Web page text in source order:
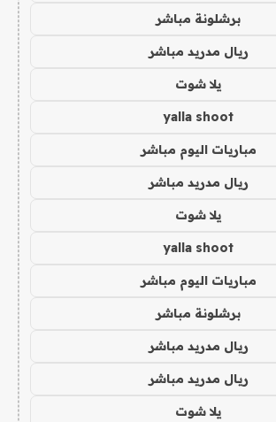
برشلونة مباشر
ريال مدريد مباشر
يلا شوت
yalla shoot
مباريات اليوم مباشر
ريال مدريد مباشر
يلا شوت
yalla shoot
مباريات اليوم مباشر
برشلونة مباشر
ريال مدريد مباشر
ريال مدريد مباشر
يلا شوت